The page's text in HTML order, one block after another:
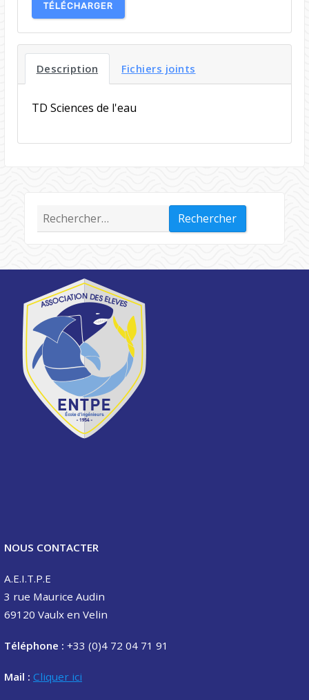
TÉLÉCHARGER
Description Fichiers joints
TD Sciences de l'eau
Rechercher :
NOUS CONTACTER
A.E.I.T.P.E
3 rue Maurice Audin
69120 Vaulx en Velin
Téléphone : +33 (0)4 72 04 71 91
Mail : Cliquer ici